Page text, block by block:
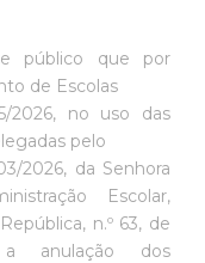
público que por
de Escolas
2026, no uso das
pelo
2026, da Senhora
Escolar,
n.º 63, de
a anulação dos